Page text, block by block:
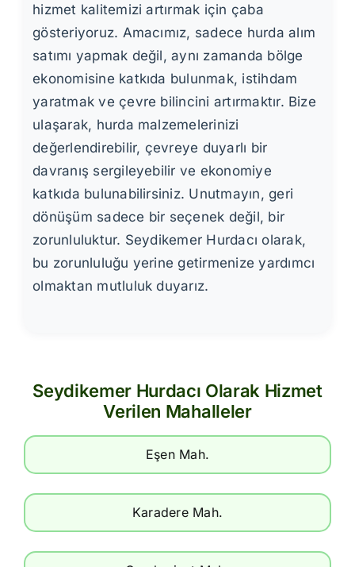
hizmet kalitemizi artırmak için çaba
gösteriyoruz. Amacımız, sadece hurda alım
satımı yapmak değil, aynı zamanda bölge
ekonomisine katkıda bulunmak, istihdam
yaratmak ve çevre bilincini artırmaktır. Bize
ulaşarak, hurda malzemelerinizi
değerlendirebilir, çevreye duyarlı bir
davranış sergileyebilir ve ekonomiye
katkıda bulunabilirsiniz. Unutmayın, geri
dönüşüm sadece bir seçenek değil, bir
zorunluluktur. Seydikemer Hurdacı olarak,
bu zorunluluğu yerine getirmenize yardımcı
olmaktan mutluluk duyarız.
Seydikemer Hurdacı Olarak Hizmet
Verilen Mahalleler
Eşen Mah.
Karadere Mah.